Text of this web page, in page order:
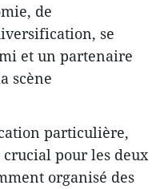
de
se
et un partenaire
scène
particulière,
pour les deux
organisé des